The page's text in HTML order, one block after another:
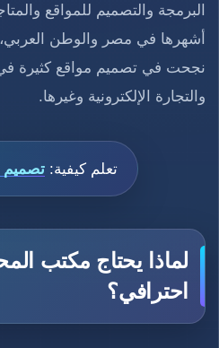
البرمجة والتصميم للمواقع
أشهرها في مصر والوطن
نجحت في تصميم مواقع كثيرة في
والتجارة الإلكترونية وغيرها.
تعلم كيفية:
لماذا يحتاج مكتب
احترافي؟